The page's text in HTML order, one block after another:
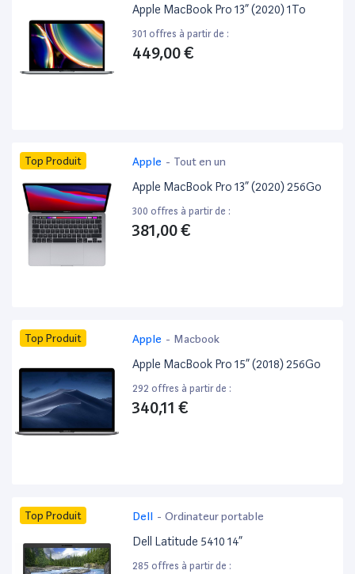
Apple MacBook Pro 13” (2020) 1To
301 offres à partir de :
449,00 €
Top Produit Apple - Tout en un
Apple MacBook Pro 13” (2020) 256Go
300 offres à partir de :
381,00 €
Top Produit Apple - Macbook
Apple MacBook Pro 15” (2018) 256Go
292 offres à partir de :
340,11 €
Top Produit Dell - Ordinateur portable
Dell Latitude 5410 14”
285 offres à partir de :